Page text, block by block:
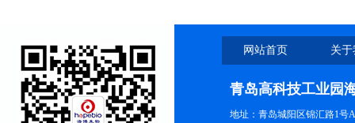
网站首页 关
青岛高科技工业园
地址：青岛城阳区锦汇路1号